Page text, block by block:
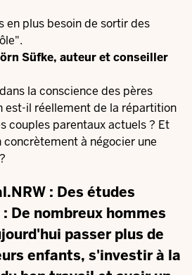
en plus besoin de sortir des
Süfke, auteur et conseiller
la conscience des pères
est-il réellement de la répartition
couples parentaux actuels ? Et
à négocier une
: Des études
De nombreux hommes
passer plus de
enfants, s'investir à la